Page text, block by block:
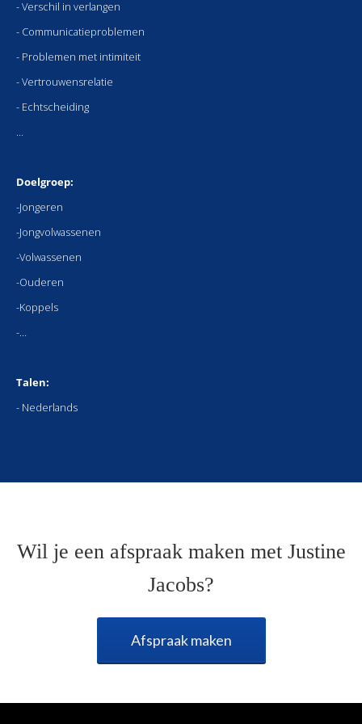
- Verschil in verlangen
- Communicatieproblemen
- Problemen met intimiteit
- Vertrouwensrelatie
- Echtscheiding
…
Doelgroep:
-Jongeren
-Jongvolwassenen
-Volwassenen
-Ouderen
-Koppels
-…
Talen:
- Nederlands
Wil je een afspraak maken met Justine
Jacobs?
Afspraak maken